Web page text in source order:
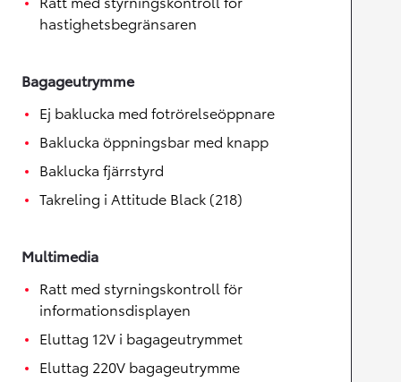
hastighetsbegränsaren
Bagageutrymme
Ej baklucka med fotrörelseöppnare
Baklucka öppningsbar med knapp
Baklucka fjärrstyrd
Takreling i Attitude Black (218)
Multimedia
Ratt med styrningskontroll för
informationsdisplayen
Eluttag 12V i bagageutrymmet
Eluttag 220V bagageutrymme